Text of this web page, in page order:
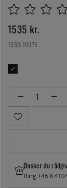
1535 kr.
1069-10375
Ønsker du
Ring +46 8 410